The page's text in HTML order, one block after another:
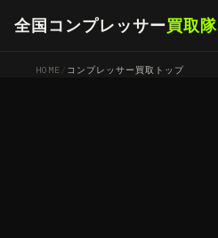
全国コンプレッサー買取隊
HOME / コンプレッサー買取トップ